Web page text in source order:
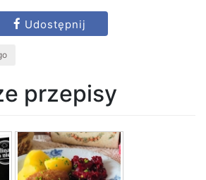
Udostępnij
przepisy